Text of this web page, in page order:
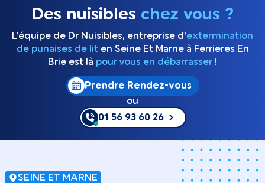
Des nuisibles chez vous ?
L’équipe de Dr Nuisibles, entreprise d'extermination
de punaises de liten Seine Et Marne à Ferrieres En
Brie est là pour vous en débarrasser !
Prendre Rendez-vous
ou
01 56 93 60 26
SEINE ET MARNE